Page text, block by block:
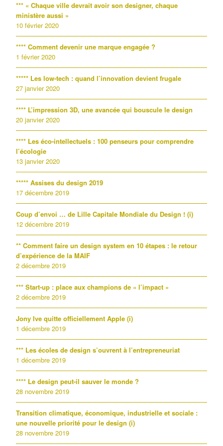
*** « Chaque ville devrait avoir son designer, chaque
ministère aussi »
10 février 2020
**** Comment devenir une marque engagée ?
1 février 2020
***** Les low-tech : quand l’innovation devient frugale
27 janvier 2020
**** L’impression 3D, une avancée qui bouscule le design
20 janvier 2020
**** Les éco-intellectuels : 100 penseurs pour comprendre
l’écologie
13 janvier 2020
***** Assises du design 2019
17 décembre 2019
Coup d’envoi … de Lille Capitale Mondiale du Design ! (i)
12 décembre 2019
** Comment faire un design system en 10 étapes : le retour
d’expérience de la MAIF
2 décembre 2019
*** Start-up : place aux champions de « l’impact »
2 décembre 2019
Jony Ive quitte officiellement Apple (i)
1 décembre 2019
*** Les écoles de design s’ouvrent à l’entrepreneuriat
1 décembre 2019
**** Le design peut-il sauver le monde ?
28 novembre 2019
Transition climatique, économique, industrielle et sociale :
une nouvelle priorité pour le design (i)
28 novembre 2019